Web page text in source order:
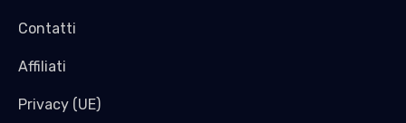
Contatti
Affiliati
Privacy (UE)